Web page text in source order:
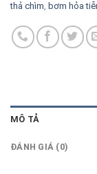
thả chìm, bơm hỏa
MÔ TẢ
ĐÁNH GIÁ (0)